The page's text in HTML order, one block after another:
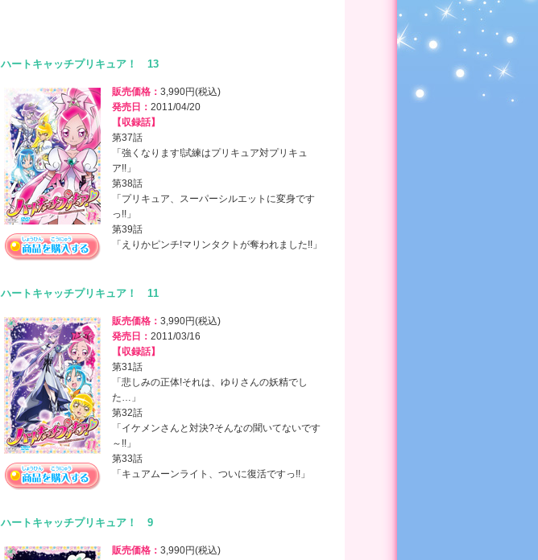
ハートキャッチプリキュア！ 13
販売価格： 3,990円(税込)
発売日： 2011/04/20
【収録話】
第37話
「強くなります!試練はプリキュア対プリキュ
ア!!」
第38話
「プリキュア、スーパーシルエットに変身です
っ!!」
第39話
「えりかピンチ!マリンタクトが奪われました!!」
ハートキャッチプリキュア！ 11
販売価格： 3,990円(税込)
発売日： 2011/03/16
【収録話】
第31話
「悲しみの正体!それは、ゆりさんの妖精でし
た…」
第32話
「イケメンさんと対決?そんなの聞いてないです
～!!」
第33話
「キュアムーンライト、ついに復活ですっ!!」
ハートキャッチプリキュア！ 9
販売価格： 3,990円(税込)